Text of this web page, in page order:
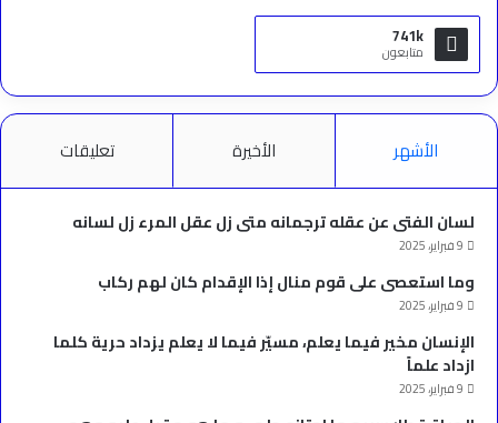
741k
متابعون
الأشهر الأخيرة تعليقات
لسان الفتى عن عقله ترجمانه متى زل عقل المرء زل لسانه
9 فبراير، 2025
وما استعصى على قوم منال إذا الإقدام كان لهم ركاب
9 فبراير، 2025
الإنسان مخير فيما يعلم، مسيّر فيما لا يعلم يزداد حرية كلما
ازداد علماً
9 فبراير، 2025